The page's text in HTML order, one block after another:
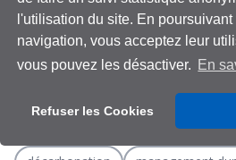
l'utilisation du site. En poursuivant
navigation, vous acceptez leur
vous pouvez les désactiver. En
Refuser les Cookies
d’information (SI) dans une
responsabilité.
Formats :
Livre numérique Kindle